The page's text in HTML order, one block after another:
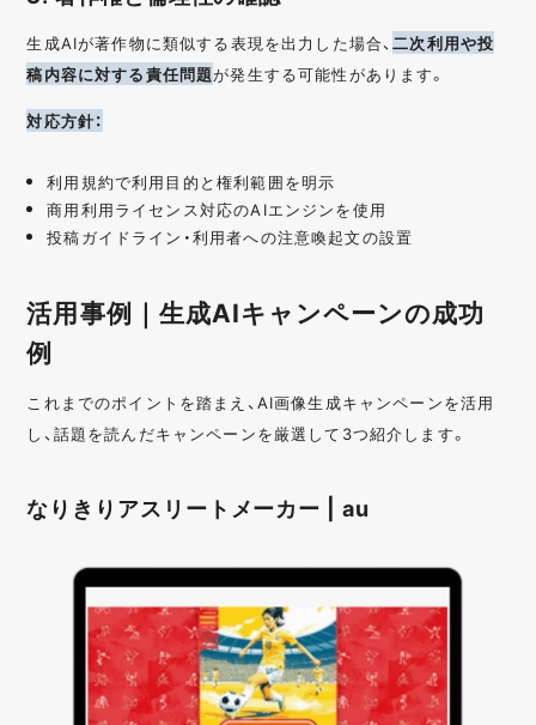
生成AIが著作物に類似する表現を出力した場合、二次利用や投
稿内容に対する責任問題が発生する可能性があります。
対応方針：
利用規約で利用目的と権利範囲を明示
商用利用ライセンス対応のAIエンジンを使用
投稿ガイドライン・利用者への注意喚起文の設置
活用事例｜生成AIキャンペーンの成功
例
これまでのポイントを踏まえ、AI画像生成キャンペーンを活用
し、話題を読んだキャンペーンを厳選して3つ紹介します。
なりきりアスリートメーカー | au